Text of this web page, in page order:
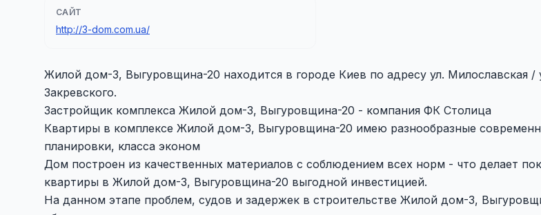
САЙТ
http://3-dom.com.ua/
Жилой дом-3, Выгуровщина-20 находится в городе Киев по адресу ул. Милославская /
Закревского.
Застройщик комплекса Жилой дом-3, Выгуровщина-20 - компания ФК Столица
Квартиры в комплексе Жилой дом-3, Выгуровщина-20 имею разнообразные
планировки, класса эконом
Дом построен из качественных материалов с соблюдением всех норм - что делает
квартиры в Жилой дом-3, Выгуровщина-20 выгодной инвестицией.
На данном этапе проблем, судов и задержек в строительстве Жилой дом-3,